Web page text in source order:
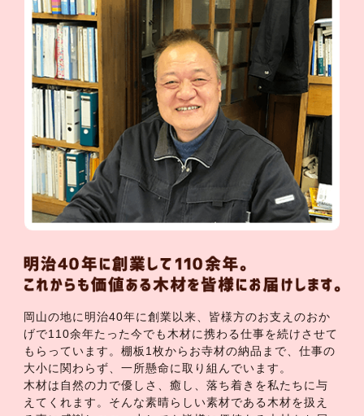
岡山の地に明治40年に創業以来、皆様方のお支えのおか
げで110余年たった今でも木材に携わる仕事を続けさせて
もらっています。棚板1枚からお寺材の納品まで、仕事の
大小に関わらず、一所懸命に取り組んでいます。
木材は自然の力で優しさ、癒し、落ち着きを私たちに与
えてくれます。そんな素晴らしい素材である木材を扱え